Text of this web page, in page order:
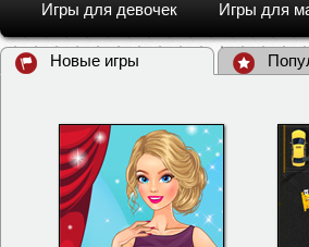
Игры для девочек Игры для
Новые игры